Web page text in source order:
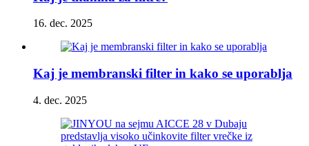
16. dec. 2025
Kaj je membranski filter in kako se uporablja
4. dec. 2025